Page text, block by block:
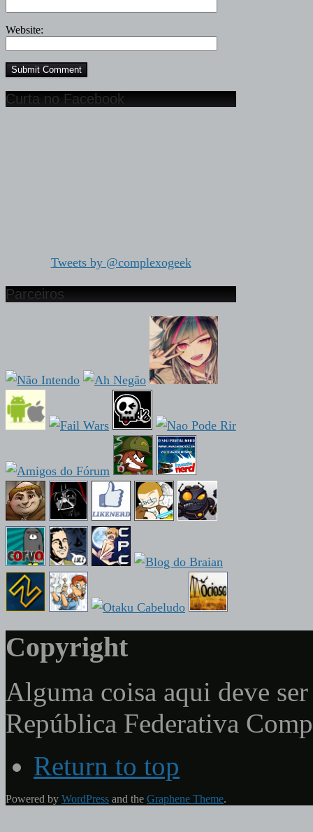
Website:
Curta no Facebook
Tweets by @complexogeek
Parceiros
Copyright
Alguma coisa aqui deve
República Federativa
Return to top
Powered by WordPress and the Graphene Theme.